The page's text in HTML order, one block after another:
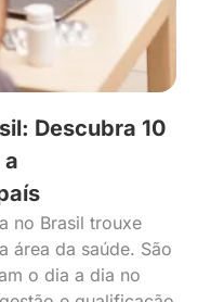
Descubra 10
no Brasil trouxe
área da saúde. São
o dia a dia no